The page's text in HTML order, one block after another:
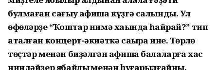
булмаған сағыу афиша күҙгә салынды. Ул
өфөләрҙе “Ҡоштар нимә хаҡында һайрай?” тип
аталған концерт-әкиәткә саҡыра ине. Төрлө
төҫтәр менән биҙәлгән афиша балаларға хас
ниндәйҙер ябайлыҡ менән һуғарылғайны.